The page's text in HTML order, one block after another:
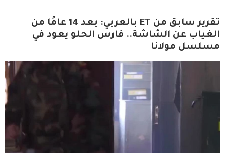
تقرير سابق من ET بالعربي: بعد 14 عامًا من
الغياب عن الشاشة.. فارس الحلو يعود في
مسلسل مولانا